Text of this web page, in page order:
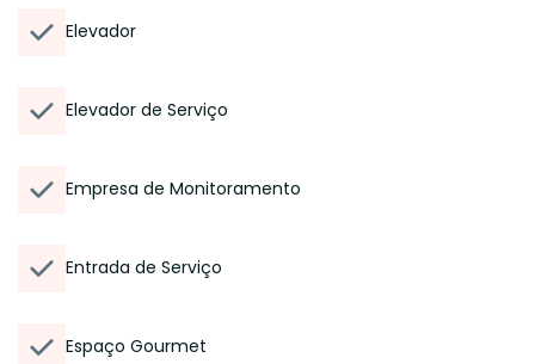
Elevador
Elevador de Serviço
Empresa de Monitoramento
Entrada de Serviço
Espaço Gourmet